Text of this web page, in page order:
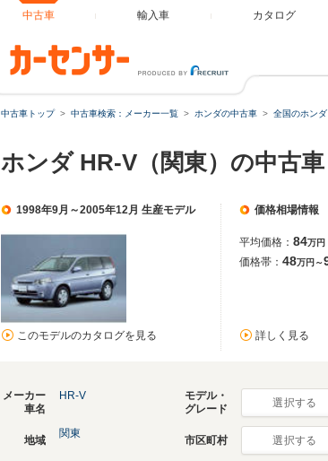
中古車 輸入車 カタログ
中古車トップ 中古車検索：メーカー一覧 ホンダの中古車 全国のホンダ
ホンダ HR-V（関東）の中古車
1998年9月～2005年12月 生産モデル
このモデルのカタログを見る
価格相場情報
平均価格： 84万円
価格帯： 48万円～
詳しく見る
メーカー
車名
HR-V
モデル・
グレード
選択する
地域
関東
市区町村 選択する